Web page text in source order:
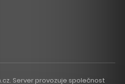
Server provozuje společnost